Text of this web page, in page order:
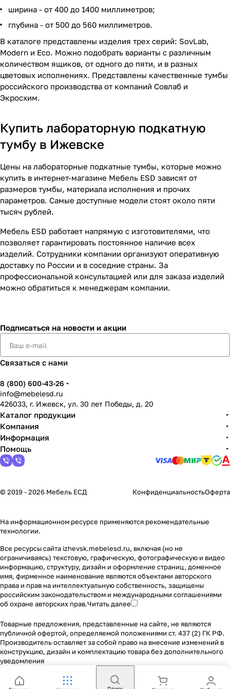
ширина - от 400 до 1400 миллиметров;
глубина - от 500 до 560 миллиметров.
В каталоге представлены изделия трех серий: SovLab,
Modern и Eco. Можно подобрать варианты с различным
количеством ящиков, от одного до пяти, и в разных
цветовых исполнениях. Представлены качественные тумбы
российского производства от компаний Совлаб и
Экросхим.
Купить лабораторную подкатную
тумбу в Ижевске
Цены на лабораторные подкатные тумбы, которые можно
купить в интернет-магазине Мебель ESD зависят от
размеров тумбы, материала исполнения и прочих
параметров. Самые доступные модели стоят около пяти
тысяч рублей.
Мебель ESD работает напрямую с изготовителями, что
позволяет гарантировать постоянное наличие всех
изделий. Сотрудники компании организуют оперативную
доставку по России и в соседние страны. За
профессиональной консультацией или для заказа изделий
можно обратиться к менеджерам компании.
Подписаться на новости и акции
Связаться с нами
8 (800) 600-43-26
info@mebelesd.ru
426033, г. Ижевск, ул. 30 лет Победы, д. 20
Каталог продукции
Компания
Информация
Помощь
© 2019 - 2026 Мебель ЕСД КонфиденциальностьОферта
На информационном ресурсе применяются рекомендательные
технологии.
Все ресурсы сайта izhevsk.mebelesd.ru, включая (но не
ограничиваясь) текстовую, графическую, фотографическую и видео
информацию, структуру, дизайн и оформление страниц, доменное
имя, фирменное наименование являются объектами авторского
права и прав на интеллектуальную собственность, защищены
российским законодательством и международными соглашениями
об охране авторских прав.Читать далее
Товарные предложения, представленные на сайте, не являются
публичной офертой, определяемой положениями ст. 437 (2) ГК РФ.
Производитель оставляет за собой право на внесение изменений в
конструкцию, дизайн и комплектацию товара без дополнительного
уведомления